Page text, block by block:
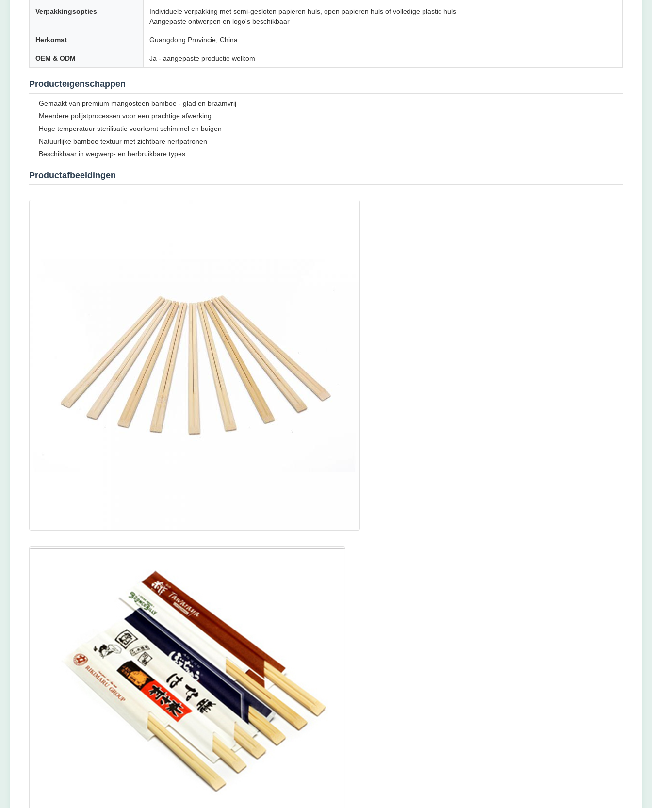
Verpakkingsopties
Individuele verpakking met semi-gesloten papieren huls, open papieren huls of volledige plastic huls
Aangepaste ontwerpen en logo's beschikbaar
Herkomst Guangdong Provincie, China
OEM & ODM Ja - aangepaste productie welkom
Producteigenschappen
Gemaakt van premium mangosteen bamboe - glad en braamvrij
Meerdere polijstprocessen voor een prachtige afwerking
Hoge temperatuur sterilisatie voorkomt schimmel en buigen
Natuurlijke bamboe textuur met zichtbare nerfpatronen
Beschikbaar in wegwerp- en herbruikbare types
Productafbeeldingen